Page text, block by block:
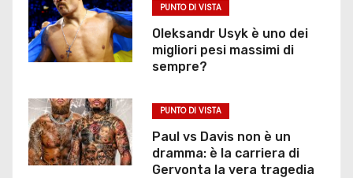
PUNTO DI VISTA
Oleksandr Usyk è uno dei
migliori pesi massimi di
sempre?
PUNTO DI VISTA
Paul vs Davis non è un
dramma: è la carriera di
Gervonta la vera tragedia